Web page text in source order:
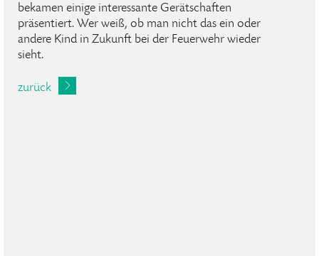
bekamen einige interessante Gerätschaften
präsentiert. Wer weiß, ob man nicht das ein oder
andere Kind in Zukunft bei der Feuerwehr wieder
sieht.
zurück